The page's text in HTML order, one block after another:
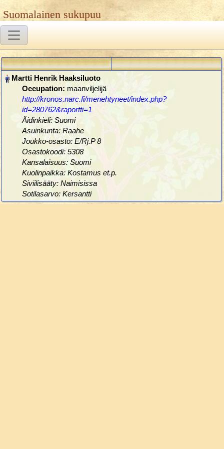
Suomalainen sukupuu
Occupation: maanviljelijä
http://kronos.narc.fi/menehtyneet/index.php?
id=280762&raportti=1
Äidinkieli: Suomi
Asuinkunta: Raahe
Joukko-osasto: E/Rj.P 8
Osastokoodi: 5308
Kansalaisuus: Suomi
Kuolinpaikka: Kostamus et.p.
Siviilisääty: Naimisissa
Sotilasarvo: Kersantti